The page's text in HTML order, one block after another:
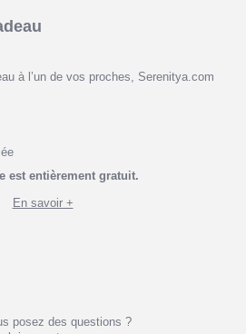
à l’un de vos proches, Serenitya.com
est entièrement gratuit.
En savoir +
posez des questions ?